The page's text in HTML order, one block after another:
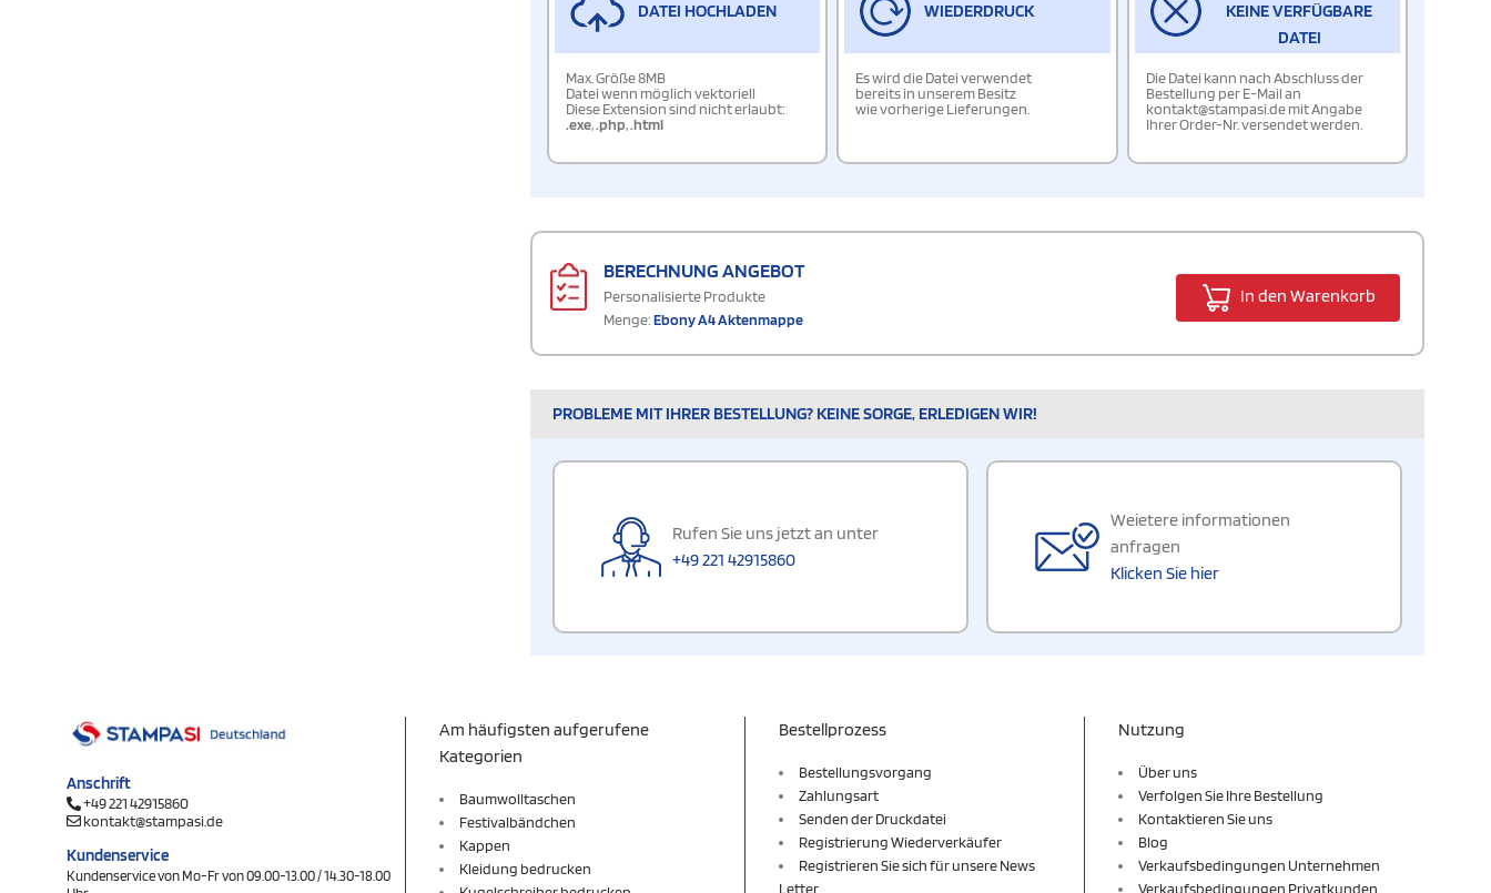
DATEI HOCHLADEN
Max. Größe 8MB
Datei wenn möglich vektoriell
Diese Extension sind nicht erlaubt:
.exe,.php,.html
WIEDERDRUCK
Es wird die Datei verwendet
bereits in unserem Besitz
wie vorherige Lieferungen.
KEINE VERFÜGBARE
DATEI
Die Datei kann nach Abschluss der
Bestellung per E-Mail an
kontakt@stampasi.de mit Angabe
Ihrer Order-Nr. versendet werden.
BERECHNUNG ANGEBOT
Personalisierte Produkte
Menge:Ebony A4 Aktenmappe
In den Warenkorb
PROBLEME MIT IHRER BESTELLUNG? KEINE SORGE, ERLEDIGEN WIR!
Rufen Sie uns jetzt an unter
+49 221 42915860
Weietere informationen
anfragen
Klicken Sie hier
Anschrift
+49 221 42915860
kontakt@stampasi.de
Kundenservice
Kundenservice von Mo-Fr von 09.00-13.00 / 14.30-18.00
Am häufigsten aufgerufene
Kategorien
Baumwolltaschen
Festivalbändchen
Kappen
Kleidung bedrucken
Bestellprozess
Bestellungsvorgang
Zahlungsart
Senden der Druckdatei
Registrierung Wiederverkäufer
Registrieren Sie sich für unsere News
Letter
Nutzung
Über uns
Verfolgen Sie Ihre Bestellung
Kontaktieren Sie uns
Blog
Verkaufsbedingungen Unternehmen
Verkaufsbedingungen Privatkunden